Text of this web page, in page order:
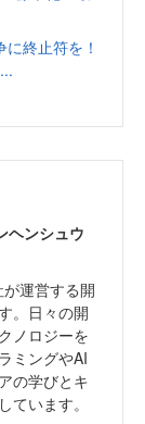
終止符を！
ヘンシュウ
運営する開
。日々の開
ノロジーを
ミングやAI
の学びとキ
ています。